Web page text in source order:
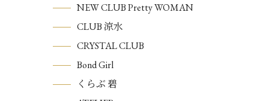
NEW CLUB Pretty WOMAN
CLUB 涼水
CRYSTAL CLUB
Bond Girl
くらぶ 碧